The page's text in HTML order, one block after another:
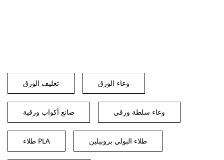
تغليف الورق وعاء الورق
صانع أكواب ورقية وعاء سلطة ورقي
طلاء PLA طلاء البولي بروبيلين